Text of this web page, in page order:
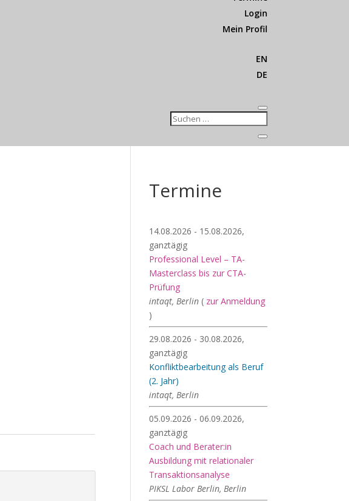
Login
Mein Profil
EN
DE
Termine
14.08.2026 - 15.08.2026,
ganztägig
Professional Level – TA-
Masterclass bis zur CTA-
Prüfung
intaqt, Berlin ( zur Anmeldung
)
29.08.2026 - 30.08.2026,
ganztägig
Konfliktbearbeitung als Beruf
(2. Jahr)
intaqt, Berlin
05.09.2026 - 06.09.2026,
ganztägig
Coach und Berater:in
Ausbildung mit relationaler
Transaktionsanalyse
PIKSL Labor Berlin, Berlin